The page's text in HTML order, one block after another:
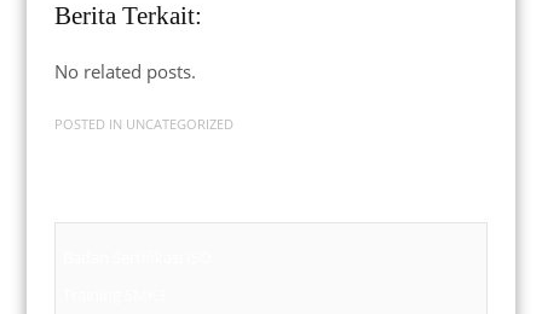
Berita Terkait:
No related posts.
POSTED IN UNCATEGORIZED